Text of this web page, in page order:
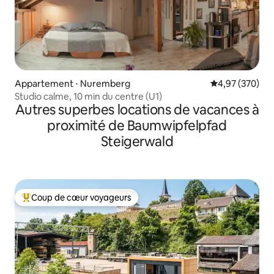
Appartement ⋅ Nuremberg Évaluation
4,97 (370)
Studio calme, 10 min du centre (U1)
Autres superbes locations de vacances à
proximité de Baumwipfelpfad
Steigerwald
Coups de cœur voyageurs les plus appréciés
Coup de cœur voyageurs